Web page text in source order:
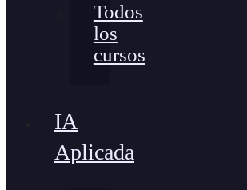
Todos
los
cursos
IA
Aplicada